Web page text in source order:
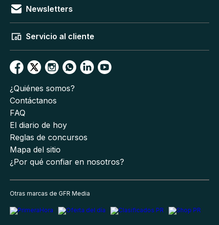
Newsletters
Servicio al cliente
¿Quiénes somos?
Contáctanos
FAQ
El diario de hoy
Reglas de concursos
Mapa del sitio
¿Por qué confiar en nosotros?
Otras marcas de GFR Media